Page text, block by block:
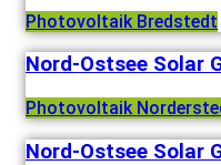
Photovoltaik Bredstedt
Nord-Ostsee Solar
Photovoltaik
Nord-Ostsee Solar